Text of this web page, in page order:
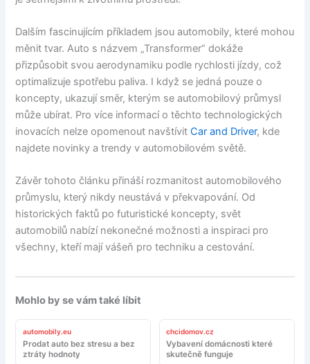
Dalším fascinujícím příkladem jsou automobily, které mohou
měnit tvar. Auto s názvem „Transformer“ dokáže
přizpůsobit svou aerodynamiku podle rychlosti jízdy, což
optimalizuje spotřebu paliva. I když se jedná pouze o
koncepty, ukazují směr, kterým se automobilový průmysl
může ubírat. Pro více informací o těchto technologických
inovacích nelze opomenout navštívitCar and Driver, kde
najdete novinky a trendy v automobilovém světě.
Závěr tohoto článku přináší rozmanitost automobilového
průmyslu, který nikdy neustává v překvapování. Od
historických faktů po futuristické koncepty, svět
automobilů nabízí nekonečné možnosti a inspiraci pro
všechny, kteří mají vášeň pro techniku a cestování.
Mohlo by se vám také líbit
automobily.eu
Prodat auto bez stresu a bez
ztráty hodnoty
chcidomov.cz
Vybavení domácnosti které
skutečně funguje